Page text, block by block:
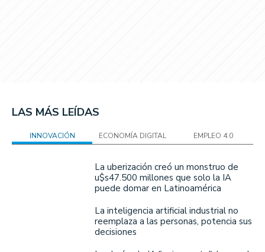
LAS MÁS LEÍDAS
INNOVACIÓN ECONOMÍA DIGITAL EMPLEO 4.0
La uberización creó un monstruo de
u$s47.500 millones que solo la IA
puede domar en Latinoamérica
La inteligencia artificial industrial no
reemplaza a las personas, potencia sus
decisiones